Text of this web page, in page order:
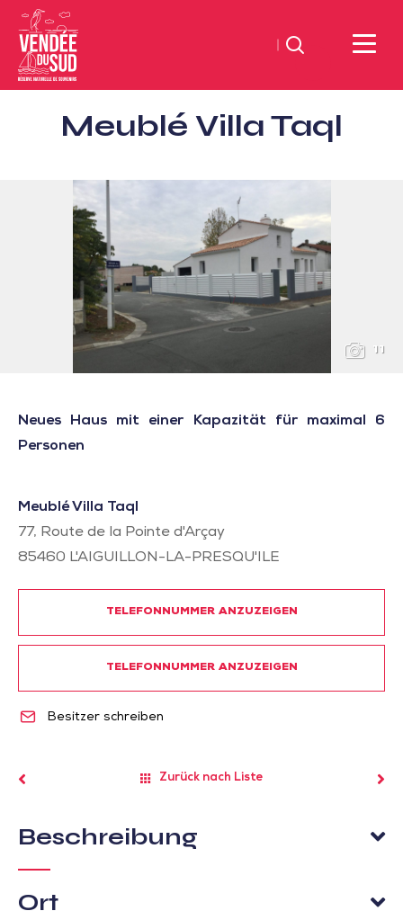
Sud
Vendée
Suchen
Meublé Villa Taql
11
Neues Haus mit einer Kapazität für maximal 6
Personen
Meublé Villa Taql
77, Route de la Pointe d'Arçay
85460 L'AIGUILLON-LA-PRESQU'ILE
TELEFONNUMMER ANZUZEIGEN
TELEFONNUMMER ANZUZEIGEN
Besitzer schreiben
Zurück nach Liste
Beschreibung
Ort